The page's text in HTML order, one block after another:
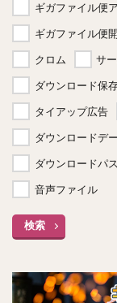
ギガファイル便
ギガファイル便
クロム
サ
ダウンロード保
タイアップ広告
ダウンロードデ
ダウンロードパ
音声ファイル
検索